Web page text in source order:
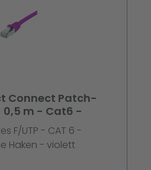
Connect Patch-
0,5 m - Cat6 -
F/UTP - CAT 6 -
Haken - violett